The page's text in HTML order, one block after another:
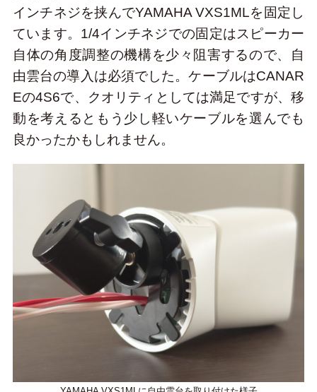
インチネジを挟んでYAMAHA VXS1MLを固定し
ています。1/4インチネジでの固定はスピーカー
自体の角度調整の機構を少々阻害するので、自
由雲台の導入は必須でした。ケーブルはCANAR
Eの4S6で、クオリティとしては満足ですが、移
動を考えるともう少し軽いケーブルを選んでも
良かったかもしれません。